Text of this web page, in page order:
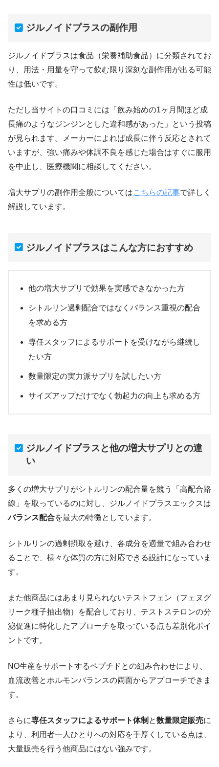
ジルノイドプラスの副作用
ジルノイドプラスは食品（栄養補助食品）に分類されてお
り、用法・用量を守って飲む限り深刻な副作用が出る可能
性は低いです。
ただし当サイトの口コミには「飲み始めの1ヶ月間ほど成
長痛のようなジンジンとした違和感があった」という投稿
が見られます。メーカーによれば成長に伴う反応とされて
いますが、強い痛みや体調不良を感じた場合はすぐに服用
を中止し、医療機関に相談してください。
増大サプリの副作用全般についてはこちらの記事で詳しく
解説しています。
ジルノイドプラスはこんな方におすすめ
他の増大サプリで効果を実感できなかった方
シトルリン過剰配合ではなくバランス重視の配合
を求める方
専任スタッフによるサポートを受けながら継続し
たい方
数量限定の実力派サプリを試したい方
サイズアップだけでなく勃起力の向上も求める方
ジルノイドプラスと他の増大サプリとの違
い
多くの増大サプリがシトルリンの配合量を競う「高配合路
線」を取っているのに対し、ジルノイドプラスエックスは
バランス配合を最大の特徴としています。
シトルリンの過剰摂取を避け、各成分を適量で組み合わせ
ることで、様々な体質の方に対応できる設計になっていま
す。
また他商品にはあまり見られないテストフェン（フェヌグ
リーク種子抽出物）を配合しており、テストステロンの分
泌促進に特化したアプローチを取っている点も差別化ポイ
ントです。
NO生産をサポートするペプチドとの組み合わせにより、
血流改善とホルモンバランスの両面からアプローチできま
す。
さらに専任スタッフによるサポート体制 と数量限定販売に
より、利用者一人ひとりへの対応を手厚くしている点は、
大量販売を行う他商品にはない強みです。